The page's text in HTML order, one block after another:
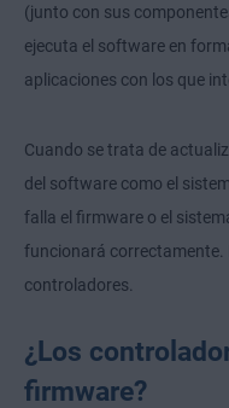
(junto con sus
ejecuta el software en
aplicaciones con los que
Cuando se trata de
del software como el
falla el firmware o el
funcionará correctamente.
controladores.
¿Los
firmware?